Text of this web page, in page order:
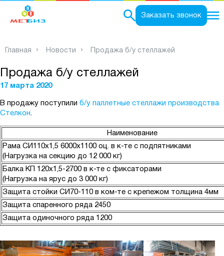
Заказать звонок
Главная Новости Продажа б/у стеллажей
Продажа б/у стеллажей
17 марта 2020
В продажу поступили б/у паллетные стеллажи производства
Стелкон.
Наименование
Рама СИ110х1,5 6000х1100 оц. в к-те с подпятниками
(Нагрузка на секцию до 12 000 кг)
Балка КП 120х1,5-2700 в к-те с фиксаторами
(Нагрузка на ярус до 3 000 кг)
Защита стойки СИ70-110 в ком-те с крепежом толщина 4мм
Защита спаренного ряда 2450
Защита одиночного ряда 1200